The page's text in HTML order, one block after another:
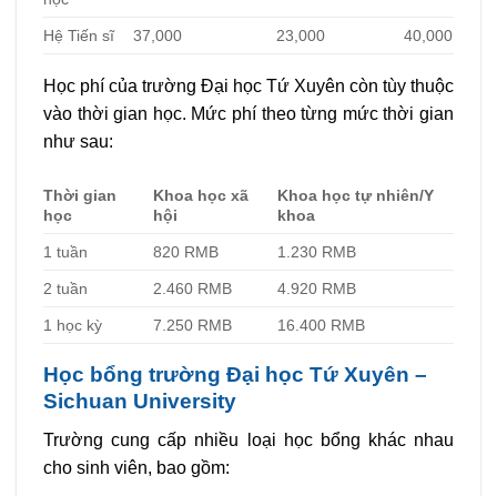
Hệ Tiến sĩ 37,000 23,000 40,000
Học phí của trường Đại học Tứ Xuyên còn tùy thuộc
vào thời gian học. Mức phí theo từng mức thời gian
như sau:
Thời gian
học
Khoa học xã
hội
Khoa học tự nhiên/Y
khoa
1 tuần 820 RMB 1.230 RMB
2 tuần 2.460 RMB 4.920 RMB
1 học kỳ 7.250 RMB 16.400 RMB
Học bổng trường Đại học Tứ Xuyên –
Sichuan University
Trường cung cấp nhiều loại học bổng khác nhau
cho sinh viên, bao gồm: